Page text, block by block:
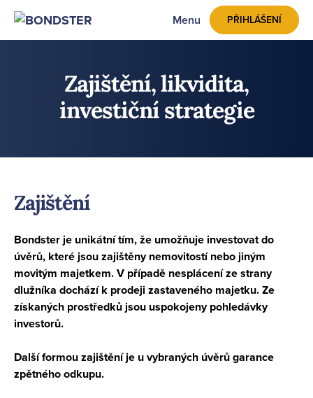
Menu PŘIHLÁŠENÍ
Zajištění, likvidita,
investiční strategie
Zajištění
Bondster je unikátní tím, že umožňuje investovat do
úvěrů, které jsou zajištěny nemovitostí nebo jiným
movitým majetkem. V případě nesplácení ze strany
dlužníka dochází k prodeji zastaveného majetku. Ze
získaných prostředků jsou uspokojeny pohledávky
investorů.
Další formou zajištění je u vybraných úvěrů garance
zpětného odkupu.